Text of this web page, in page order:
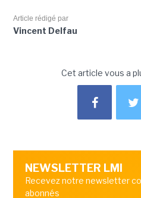
Article rédigé par
Vincent Delfau
Cet article vous a
NEWSLETTER LMI
Recevez notre newsletter
abonnés